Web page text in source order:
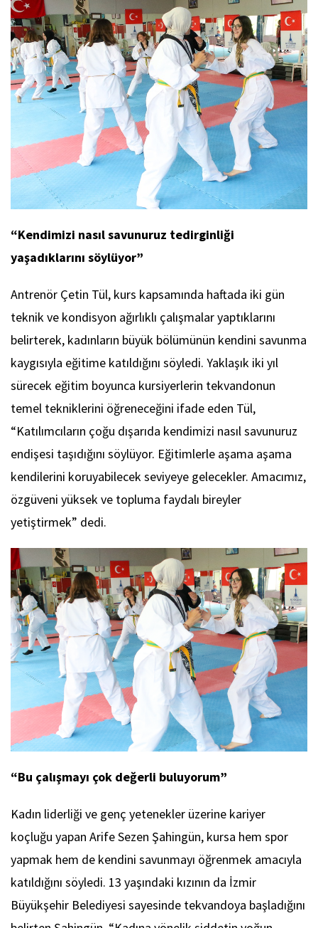
“Kendimizi nasıl savunuruz tedirginliği
yaşadıklarını söylüyor”
Antrenör Çetin Tül, kurs kapsamında haftada iki gün
teknik ve kondisyon ağırlıklı çalışmalar yaptıklarını
belirterek, kadınların büyük bölümünün kendini savunma
kaygısıyla eğitime katıldığını söyledi. Yaklaşık iki yıl
sürecek eğitim boyunca kursiyerlerin tekvandonun
temel tekniklerini öğreneceğini ifade eden Tül,
“Katılımcıların çoğu dışarıda kendimizi nasıl savunuruz
endişesi taşıdığını söylüyor. Eğitimlerle aşama aşama
kendilerini koruyabilecek seviyeye gelecekler. Amacımız,
özgüveni yüksek ve topluma faydalı bireyler
yetiştirmek” dedi.
“Bu çalışmayı çok değerli buluyorum”
Kadın liderliği ve genç yetenekler üzerine kariyer
koçluğu yapan Arife Sezen Şahingün, kursa hem spor
yapmak hem de kendini savunmayı öğrenmek amacıyla
katıldığını söyledi. 13 yaşındaki kızının da İzmir
Büyükşehir Belediyesi sayesinde tekvandoya başladığını